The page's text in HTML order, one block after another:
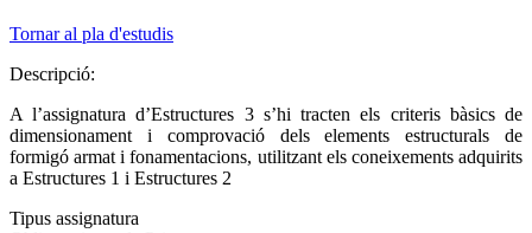
Tornar al pla d'estudis
Descripció:
A l’assignatura d’Estructures 3 s’hi tracten els criteris bàsics de
dimensionament i comprovació dels elements estructurals de
formigó armat i fonamentacions, utilitzant els coneixements adquirits
a Estructures 1 i Estructures 2
Tipus assignatura